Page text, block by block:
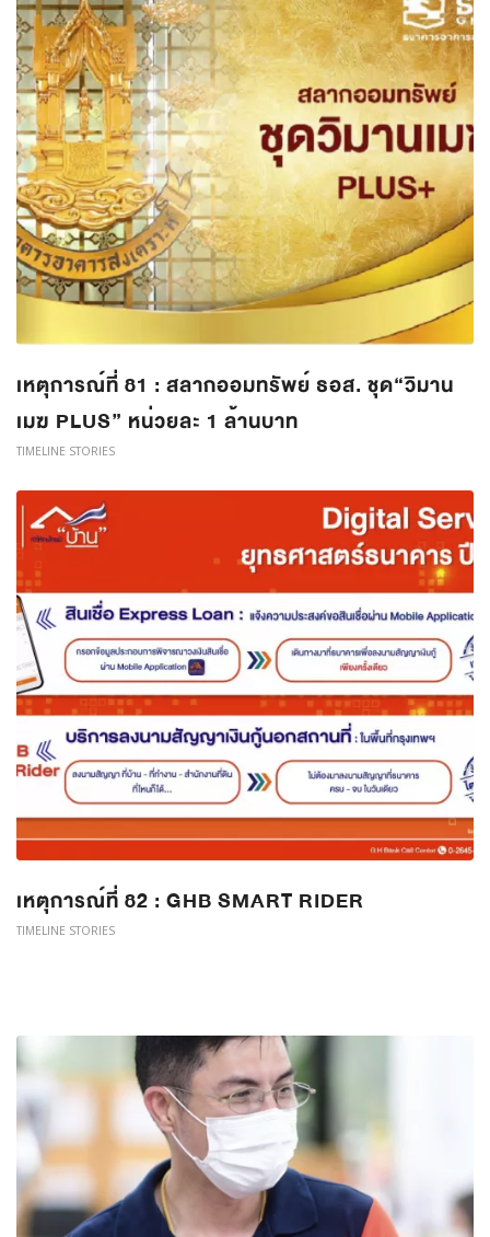
เหตุการณ์ที่ 81 : สลากออมทรัพย์ ธอส. ชุด“วิมาน
เมฆ PLUS” หน่วยละ 1 ล้านบาท
TIMELINE STORIES
เหตุการณ์ที่ 82 : GHB SMART RIDER
TIMELINE STORIES